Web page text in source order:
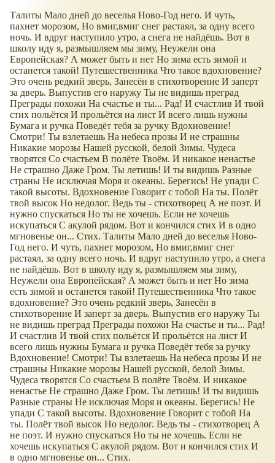
Талиты Мало дней до веселья Ново-Год него. И чуть,
пахнет морозом, Но вмиг,вмиг снег растаял, за одну всего
ночь. И вдруг наступило утро, а снега не найдёшь. Вот в
школу иду я, размышляем мы зиму, Неужели она
Европейская? А может быть и нет Но зима есть зимой и
останется такой! Путешественника Что такое вдохновение?
Это очень редкий зверь, Занесён в стихотворение И заперт
за дверь. Выпустив его наружу Ты не видишь преград
Преграды похожи На счастье и ты... Рад! И счастлив И твой
стих польётся И прольётся на лист И всего лишь нужны
Бумага и ручка Поведёт тебя за ручку Вдохновение!
Смотри! Ты взлетаешь На небеса прозы И не страшны
Никакие морозы Нашей русской, белой Зимы. Чудеса
творятся Со счастьем В полёте Твоём. И никакое ненастье
Не страшно Даже Гром. Ты летишь! И ты видишь Разные
страны Не исключая Моря и океаны. Берегись! Не упади С
такой высоты. Вдохновение Говорит с тобой На ты. Полёт
твой высок Но недолог. Ведь ты - стихотворец А не поэт. И
нужно спускаться Но ты не хочешь. Если не хочешь
искупаться С акулой рядом. Вот и кончился стих И в одно
мгновенье он... Стих. Талиты Мало дней до веселья Ново-
Год него. И чуть, пахнет морозом, Но вмиг,вмиг снег
растаял, за одну всего ночь. И вдруг наступило утро, а снега
не найдёшь. Вот в школу иду я, размышляем мы зиму,
Неужели она Европейская? А может быть и нет Но зима
есть зимой и останется такой! Путешественника Что такое
вдохновение? Это очень редкий зверь, Занесён в
стихотворение И заперт за дверь. Выпустив его наружу Ты
не видишь преград Преграды похожи На счастье и ты... Рад!
И счастлив И твой стих польётся И прольётся на лист И
всего лишь нужны Бумага и ручка Поведёт тебя за ручку
Вдохновение! Смотри! Ты взлетаешь На небеса прозы И не
страшны Никакие морозы Нашей русской, белой Зимы.
Чудеса творятся Со счастьем В полёте Твоём. И никакое
ненастье Не страшно Даже Гром. Ты летишь! И ты видишь
Разные страны Не исключая Моря и океаны. Берегись! Не
упади С такой высоты. Вдохновение Говорит с тобой На
ты. Полёт твой высок Но недолог. Ведь ты - стихотворец А
не поэт. И нужно спускаться Но ты не хочешь. Если не
хочешь искупаться С акулой рядом. Вот и кончился стих И
в одно мгновенье он... Стих.